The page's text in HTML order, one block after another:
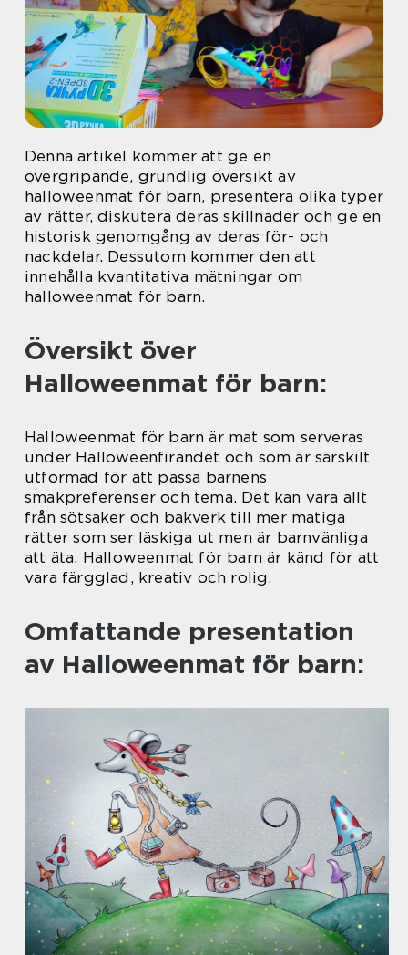
Denna artikel kommer att ge en
övergripande, grundlig översikt av
halloweenmat för barn, presentera olika typer
av rätter, diskutera deras skillnader och ge en
historisk genomgång av deras för- och
nackdelar. Dessutom kommer den att
innehålla kvantitativa mätningar om
halloweenmat för barn.
Översikt över
Halloweenmat för barn:
Halloweenmat för barn är mat som serveras
under Halloweenfirandet och som är särskilt
utformad för att passa barnens
smakpreferenser och tema. Det kan vara allt
från sötsaker och bakverk till mer matiga
rätter som ser läskiga ut men är barnvänliga
att äta. Halloweenmat för barn är känd för att
vara färgglad, kreativ och rolig.
Omfattande presentation
av Halloweenmat för barn: